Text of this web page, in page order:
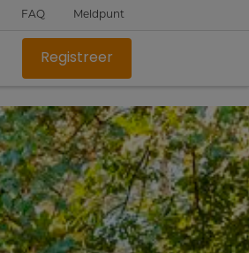
FAQ Meldpunt
Registreer